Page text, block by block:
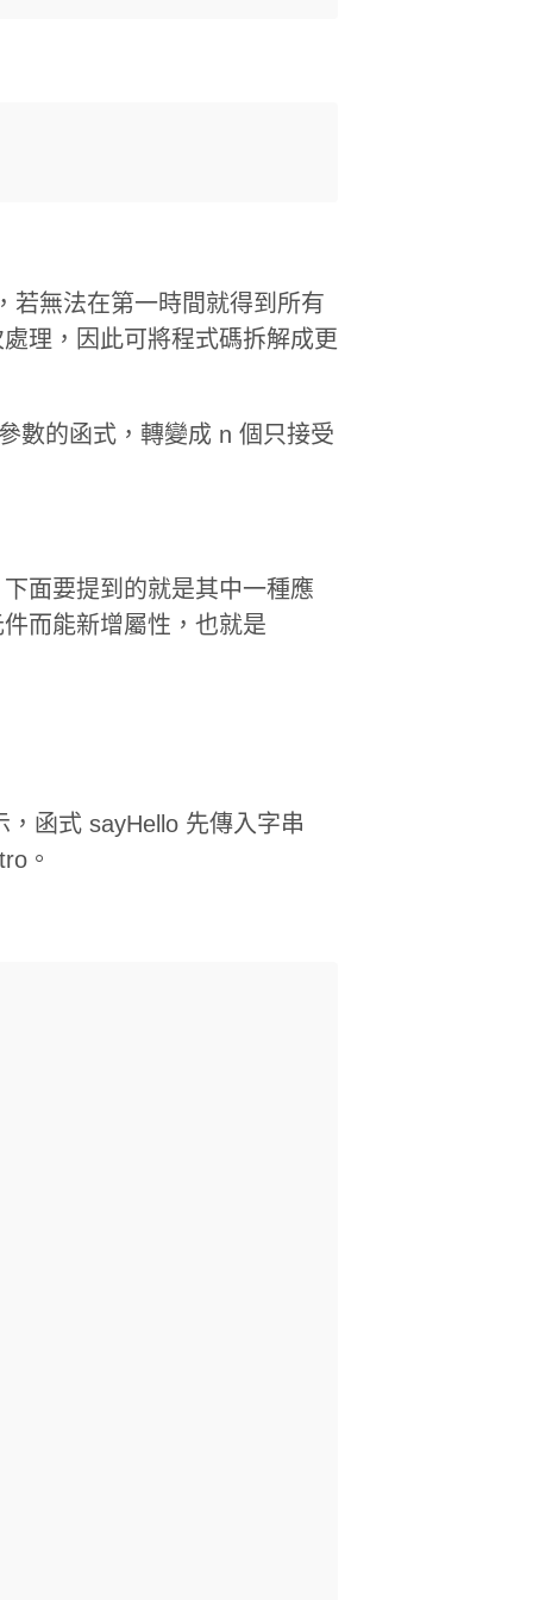
若無法在第一時間就得到所有
理，因此可將程式碼拆解成更
數的函式，轉變成 n 個只接受
面要提到的就是其中一種應
而能新增屬性，也就是
函式 sayHello 先傳入字串
。